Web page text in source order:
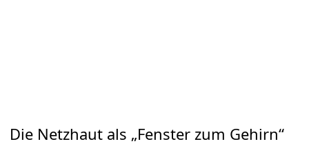
Die Netzhaut als „Fenster zum Gehirn“